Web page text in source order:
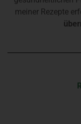
meiner Rezepte